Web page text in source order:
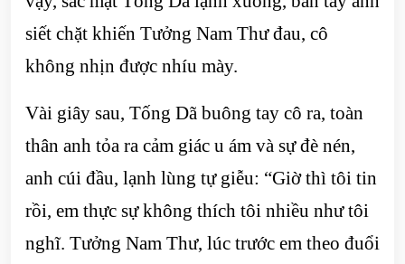
siết chặt khiến Tưởng Nam Thư đau, cô
không nhịn được nhíu mày.
Vài giây sau, Tống Dã buông tay cô ra, toàn
thân anh tỏa ra cảm giác u ám và sự đè nén,
anh cúi đầu, lạnh lùng tự giễu: “Giờ thì tôi tin
rồi, em thực sự không thích tôi nhiều như tôi
nghĩ. Tưởng Nam Thư, lúc trước em theo đuổi